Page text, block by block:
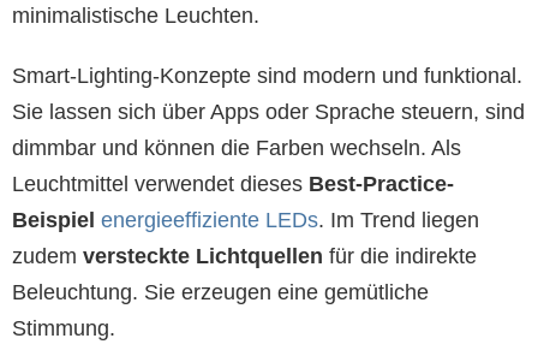
minimalistische Leuchten.
Smart-Lighting-Konzepte sind modern und funktional.
Sie lassen sich über Apps oder Sprache steuern, sind
dimmbar und können die Farben wechseln. Als
Leuchtmittel verwendet dieses Best-Practice-
Beispiel energieeffiziente LEDs. Im Trend liegen
zudem versteckte Lichtquellen für die indirekte
Beleuchtung. Sie erzeugen eine gemütliche
Stimmung.